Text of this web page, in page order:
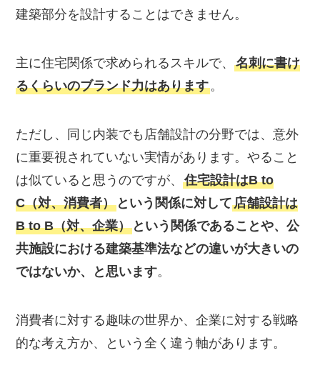
建築部分を設計することはできません。
主に住宅関係で求められるスキルで、名刺に書け
るくらいのブランド力はあります。
ただし、同じ内装でも店舗設計の分野では、意外
に重要視されていない実情があります。やること
は似ていると思うのですが、住宅設計はB to
C（対、消費者） という関係に対して店舗設計は
B to B（対、企業） という関係であることや、公
共施設における建築基準法などの違いが大きいの
ではないか、と思います。
消費者に対する趣味の世界か、企業に対する戦略
的な考え方か、という全く違う軸があります。